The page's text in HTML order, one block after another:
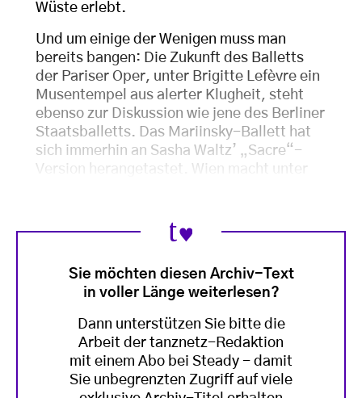
Wüste erlebt.
Und um einige der Wenigen muss man
bereits bangen: Die Zukunft des Balletts
der Pariser Oper, unter Brigitte Lefèvre ein
Musentempel aus alerter Klugheit, steht
ebenso zur Diskussion wie jene des Berliner
Staatsballetts. Das Mariinsky-Ballett hat
sich immerhin an Sasha Waltz’ „Sacre“-
Version herangetastet. Wien macht unter
Sie möchten diesen Archiv-Text
in voller Länge weiterlesen?
Dann unterstützen Sie bitte die
Arbeit der tanznetz-Redaktion
mit einem Abo bei Steady - damit
Sie unbegrenzten Zugriff auf viele